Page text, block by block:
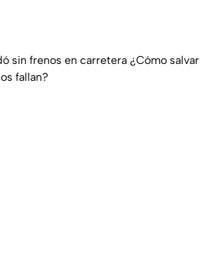
sin frenos en carretera ¿Cómo salvar
fallan?